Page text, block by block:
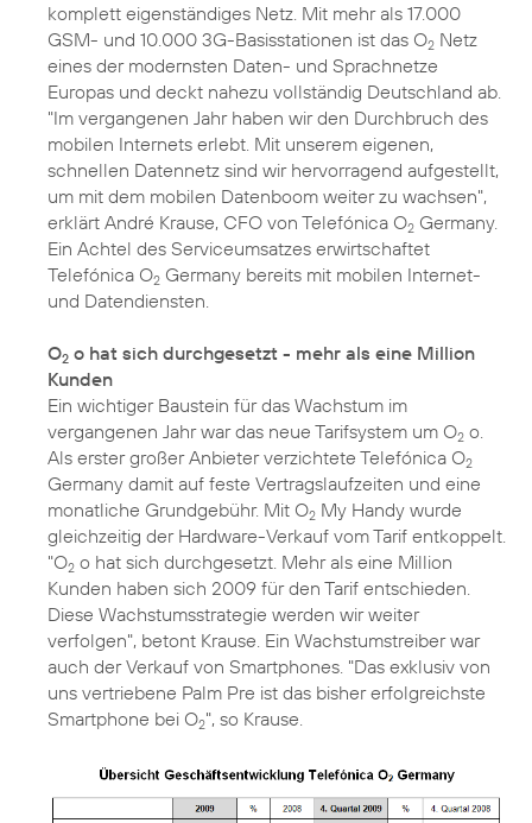
komplett eigenständiges Netz. Mit mehr als 17.000
GSM- und 10.000 3G-Basisstationen ist das O2 Netz
eines der modernsten Daten- und Sprachnetze
Europas und deckt nahezu vollständig Deutschland ab.
"Im vergangenen Jahr haben wir den Durchbruch des
mobilen Internets erlebt. Mit unserem eigenen,
schnellen Datennetz sind wir hervorragend aufgestellt,
um mit dem mobilen Datenboom weiter zu wachsen",
erklärt André Krause, CFO von Telefónica O2 Germany.
Ein Achtel des Serviceumsatzes erwirtschaftet
Telefónica O2 Germany bereits mit mobilen Internet-
und Datendiensten.
O2 o hat sich durchgesetzt - mehr als eine Million
Kunden
Ein wichtiger Baustein für das Wachstum im
vergangenen Jahr war das neue Tarifsystem um O2 o.
Als erster großer Anbieter verzichtete Telefónica O2
Germany damit auf feste Vertragslaufzeiten und eine
monatliche Grundgebühr. Mit O2 My Handy wurde
gleichzeitig der Hardware-Verkauf vom Tarif entkoppelt.
"O2 o hat sich durchgesetzt. Mehr als eine Million
Kunden haben sich 2009 für den Tarif entschieden.
Diese Wachstumsstrategie werden wir weiter
verfolgen", betont Krause. Ein Wachstumstreiber war
auch der Verkauf von Smartphones. "Das exklusiv von
uns vertriebene Palm Pre ist das bisher erfolgreichste
Smartphone bei O2", so Krause.